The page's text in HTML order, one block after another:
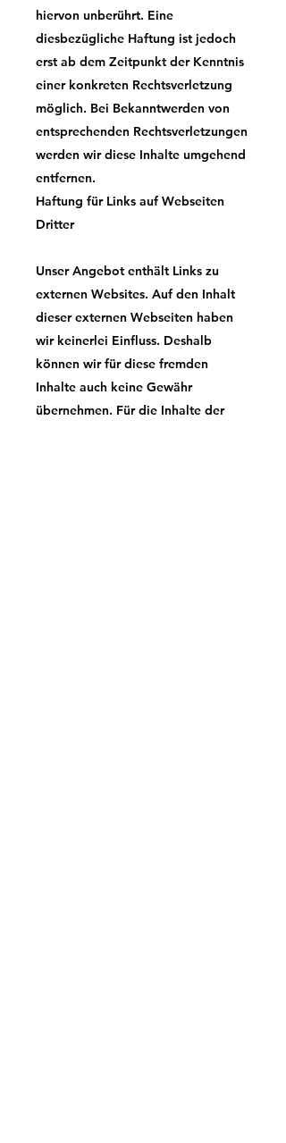
hiervon unberührt. Eine
diesbezügliche Haftung ist jedoch
erst ab dem Zeitpunkt der Kenntnis
einer konkreten Rechtsverletzung
möglich. Bei Bekanntwerden von
entsprechenden Rechtsverletzungen
werden wir diese Inhalte umgehend
entfernen.
Haftung für Links auf Webseiten
Dritter
Unser Angebot enthält Links zu
externen Websites. Auf den Inhalt
dieser externen Webseiten haben
wir keinerlei Einfluss. Deshalb
können wir für diese fremden
Inhalte auch keine Gewähr
übernehmen. Für die Inhalte der